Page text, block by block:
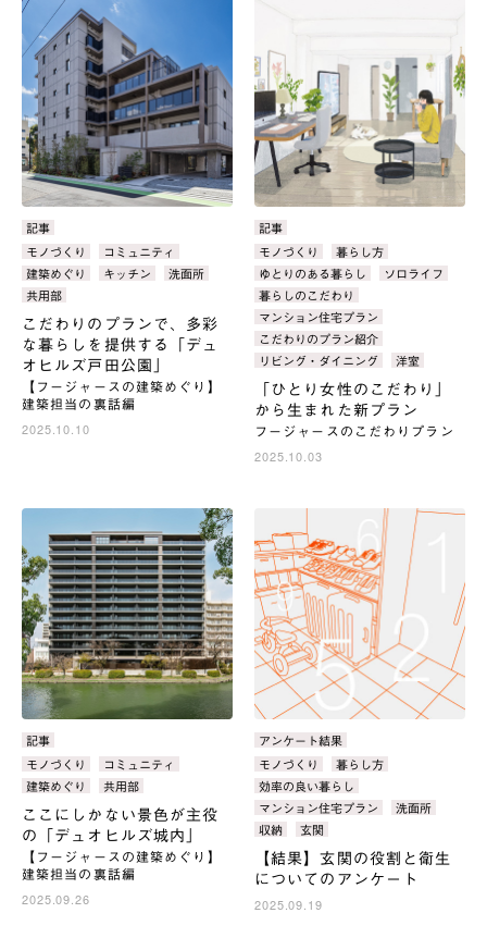
カ
テ
ゴ
リ：
記事
タ
グ：
モノづくり
コミュニティ
建築めぐり
キッチン
洗面所
共用部
こだわりのプランで、多彩
な暮らしを提供する「デュ
オヒルズ戸田公園」
【フージャースの建築めぐり】
建築担当の裏話編
2025.10.10
カ
テ
ゴ
リ：
記事
タ
グ：
モノづくり
暮らし方
ゆとりのある暮らし
ソロライフ
暮らしのこだわり
マンション住宅プラン
こだわりのプラン紹介
リビング・ダイニング
洋室
「ひとり女性のこだわり」
から生まれた新プラン
フージャースのこだわりプラン
2025.10.03
カ
テ
ゴ
リ：
記事
タ
グ：
モノづくり
コミュニティ
建築めぐり
共用部
ここにしかない景色が主役
の「デュオヒルズ城内」
【フージャースの建築めぐり】
建築担当の裏話編
2025.09.26
カ
テ
ゴ
リ：
アンケート結果
タ
グ：
モノづくり
暮らし方
効率の良い暮らし
マンション住宅プラン
洗面所
収納
玄関
【結果】玄関の役割と衛生
についてのアンケート
2025.09.19